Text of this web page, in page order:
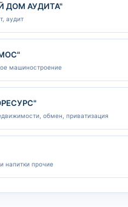
ДОМ АУДИТА"
аудит
машиностроение
обмен, приватизация
напитки прочие